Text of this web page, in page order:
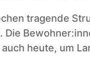
tragende
heute, um